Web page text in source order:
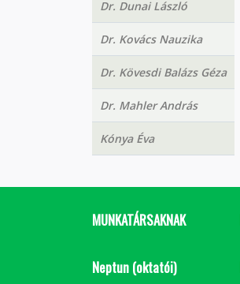
Dr. Dunai László
Dr. Kovács Nauzika
Dr. Kövesdi Balázs Géza
Dr. Mahler András
Kónya Éva
MUNKATÁRSAKNAK
Neptun (oktatói)